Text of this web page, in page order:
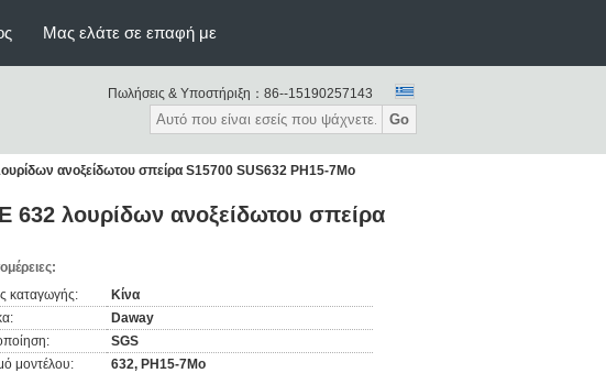
Μας ελάτε σε επαφή με
Πωλήσεις & Υποστήριξη： 86--15190257143
Go
ανοξείδωτου σπείρα S15700 SUS632 PH15-7Mo
λουρίδων ανοξείδωτου σπείρα
καταγωγής:
Κίνα
Daway
SGS
μοντέλου:
632, PH15-7Mo